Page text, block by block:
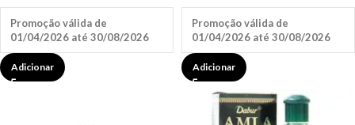
Promoção válida de
01/04/2026 até 30/08/2026
Adicionar
Promoção válida de
01/04/2026 até 30/08/2026
Adicionar